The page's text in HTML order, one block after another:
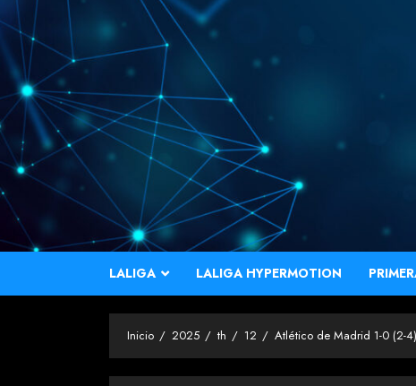
Saltar
al
contenido
LALIGA LALIGA HYPERMOTION
Inicio 2025 th 12 Atlético de Madrid 1-0 (2-